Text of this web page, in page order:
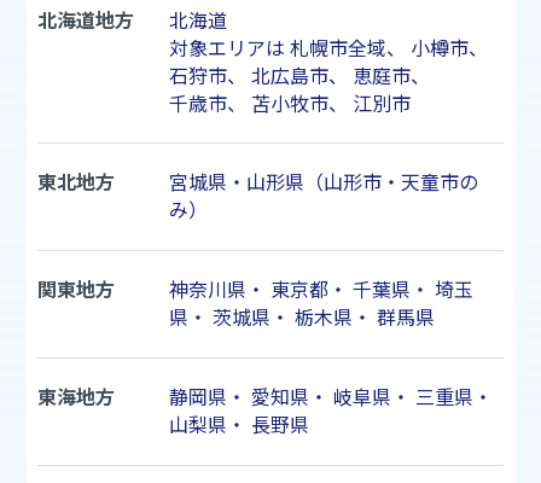
北海道地方
北海道
対象エリアは 札幌市全域、 小樽市、
石狩市、 北広島市、 恵庭市、
千歳市、 苫小牧市、 江別市
東北地方
宮城県・山形県（山形市・天童市の
み）
関東地方 神奈川県 ・ 東京都・ 千葉県 ・ 埼玉
県 ・ 茨城県 ・ 栃木県 ・ 群馬県
東海地方 静岡県 ・ 愛知県 ・ 岐阜県 ・ 三重県 ・
山梨県 ・ 長野県